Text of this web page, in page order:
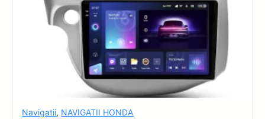
Navigatii, NAVIGATII HONDA